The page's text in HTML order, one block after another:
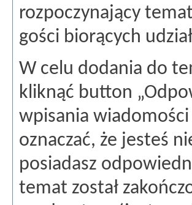
rozpoczynający
gości biorących
W celu dodania do
kliknąć button
wpisania
oznaczać, że jesteś
posiadasz
temat został